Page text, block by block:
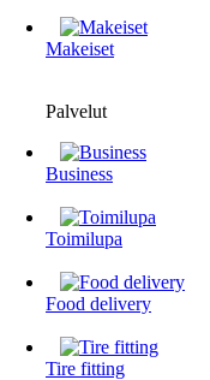
Makeiset
Palvelut
Business
Toimilupa
Food delivery
Tire fitting